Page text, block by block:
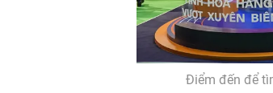
Điểm đến để